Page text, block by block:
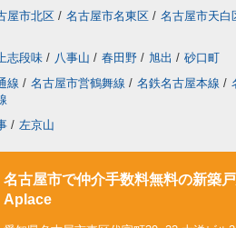
屋市北区 / 名古屋市名東区 / 名古屋市天白
志段味 / 八事山 / 春田野 / 旭出 / 砂口町
線 / 名古屋市営鶴舞線 / 名鉄名古屋本線 /
/ 左京山
名古屋市で仲介手数料無料の新築
Aplace